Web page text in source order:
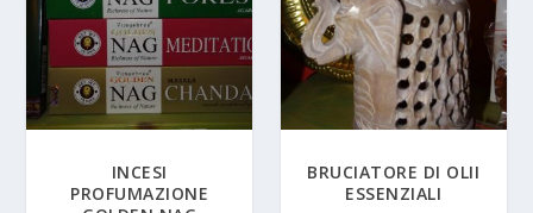
INCESI
PROFUMAZIONE
BRUCIATORE DI OLII
ESSENZIALI